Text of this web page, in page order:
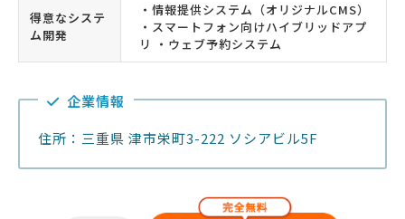
得意なシステ
ム開発
・情報提供システム（オリジナルCMS）
・スマートフォン向けハイブリッドアプ
リ ・ウェブ予約システム
企業情報
住所：三重県 津市栄町3-222 ソシアビル5F